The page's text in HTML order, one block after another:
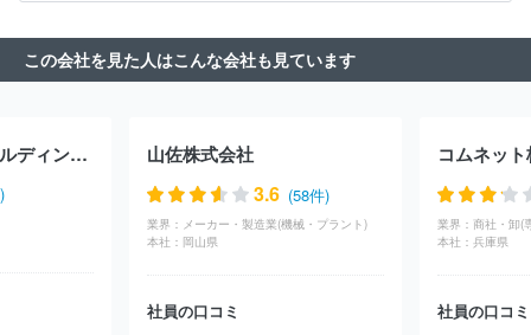
社
ヤマトプロテック株式会社 株式会社鷺宮製作所
住友金属鉱
山株式会社
株式会社ディスコ
ジョンソンコントロールズ株式会
社
コニカミノルタ株式会社
株式会社桜井グラフィックシステム
洋機工株式会社
東洋エンジニアリング株式会社
サミー株式会社
株式会社日本製鋼所
株式会社アビリカ 株式会社キッツ
オイ
住友重機械工業株式会社
式会社マースグループホールディングス
株式会社アルバック
ヤ
アイダエンジニアリング株式会社 株式会社加藤製作所
株式
この会社を見た人はこんな会社も見ています
テクノプロ・ホールディングス株式会社 山佐株式会社
3.6 (58件)
業界： メーカー・製造業(機械・プラント)
本社： 岡山県
社員の口コミ
コムネッ
業界：
本社： 兵庫県
社員の口コミ